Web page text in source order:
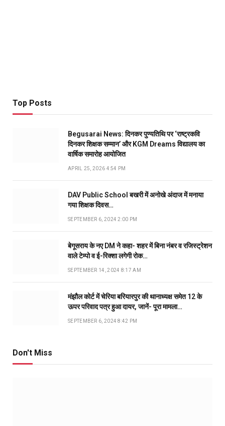
Top Posts
Begusarai News: दिनकर पुण्यतिथि पर ‘राष्ट्रकवि
दिनकर शिक्षक सम्मान’ और KGM Dreams विद्यालय का
वार्षिक समारोह आयोजित
APRIL 25, 2026 4:54 PM
DAV Public School बखरी में अनोखे अंदाज में मनाया
गया शिक्षक दिवस…
SEPTEMBER 6, 2024 2:00 PM
बेगूसराय के नए DM ने कहा- शहर में बिना नंबर व रजिस्ट्रेशन
वाले टेम्पो व ई-रिक्शा लगेगी रोक…
SEPTEMBER 14, 2024 8:17 AM
मंझौल कोर्ट में चेरिया बरियारपुर की थानाध्यक्ष समेत 12 के
ऊपर परिवाद पत्र हुआ दायर, जानें- पूरा मामला…
SEPTEMBER 6, 2024 8:42 PM
Don't Miss